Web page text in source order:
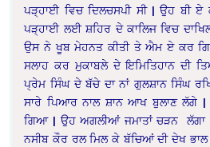
ਪੜ੍ਹਾਈ ਵਿਚ ਦਿਲਚਸਪੀ ਸੀ | ਉਹ ਬੀ
ਪੜ੍ਹਾਈ ਲਈ ਸ਼ਹਿਰ ਦੇ ਕਾਲਿਜ ਵਿਚ
ਉਸ ਨੇ ਖੂਬ ਮੇਹਨਤ ਕੀਤੀ ਤੇ ਐਮ ਏ ਕਰ
ਸਲਾਹ ਕਰ ਮੁਕਾਬਲੇ ਦੇ ਇਮਿਤਿਹਾਨ ਦੀ
ਪ੍ਰੇਮ ਸਿੰਘ ਦੇ ਬੱਚੇ ਦਾ ਨਾਂ ਗੁਲਸ਼ਾਨ ਸਿੰਘ
ਸਾਰੇ ਪਿਆਰ ਨਾਲ ਸ਼ਾਨ ਆਖ ਬੁਲਾਣ ਲੱਗੇ |
ਗਿਆ | ਉਹ ਅਗਲੀਆਂ ਜਮਾਤਾਂ ਚੜਨ
ਨਸੀਬ ਕੌਰ ਰਲ ਮਿਲ ਕੇ ਬੱਚਿਆਂ ਦੀ ਦੇਖ